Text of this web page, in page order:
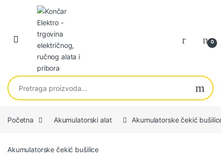
Skip to navigation
Skip to content
0
Pretraga za:
Početna Akumulatorski alat Akumulatorske čekić
Akumulatorske čekić bušilice